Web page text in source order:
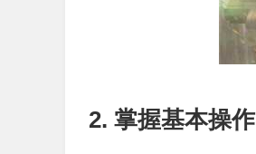
2. 掌握基本操作